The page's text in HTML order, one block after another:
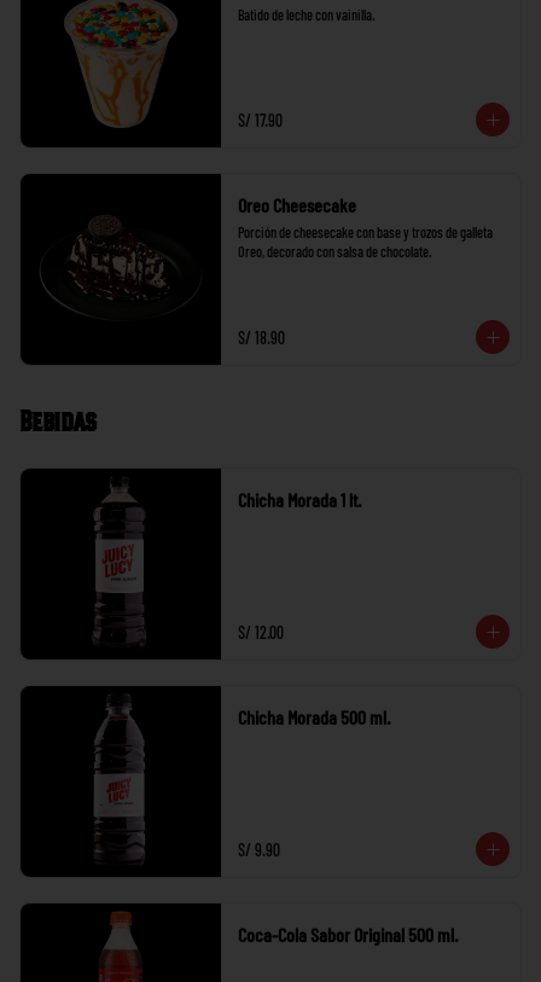
Batido de leche con vainilla.
S/ 17.90
Oreo Cheesecake
Porción de cheesecake con base y trozos de galleta
Oreo, decorado con salsa de chocolate.
S/ 18.90
Bebidas
Chicha Morada 1 lt.
S/ 12.00
Chicha Morada 500 ml.
S/ 9.90
Coca-Cola Sabor Original 500 ml.